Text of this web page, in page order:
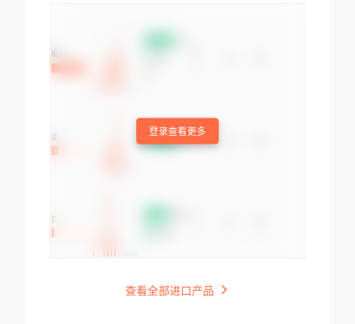
登录查看更多
查看全部进口产品